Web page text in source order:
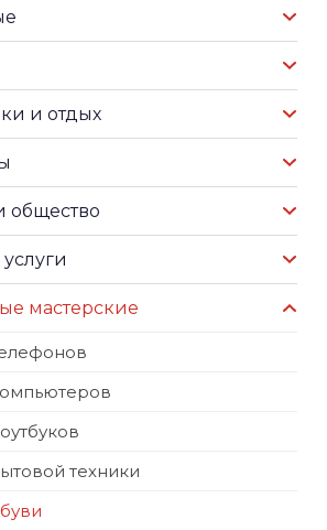
и отдых
общество
мастерские
техники